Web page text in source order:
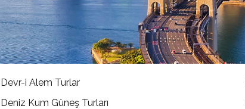
Devr-i Alem Turlar
Deniz Kum Güneş Turları